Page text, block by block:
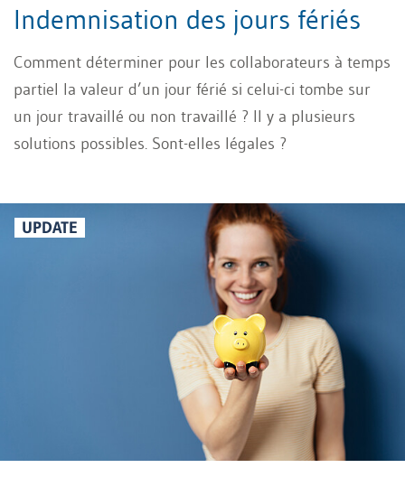
Indemnisation des jours fériés
Comment déterminer pour les collaborateurs à temps
partiel la valeur d’un jour férié si celui-ci tombe sur
un jour travaillé ou non travaillé ? Il y a plusieurs
solutions possibles. Sont-elles légales ?
UPDATE